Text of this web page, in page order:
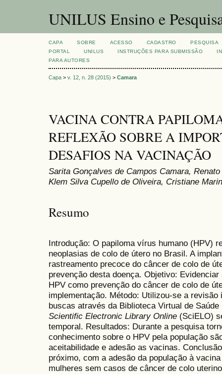
UNILUS Ensino e
CAPA SOBRE ACESSO CADASTRO
PESQUISA
PORTAL
UNILUS INSTRUÇÕES PARA SUBMISSÃO
PARA AUTORES
Capa > v. 12, n. 28 (2015) > Camara
VACINA CONTRA
REFLEXÃO SOBRE A
DESAFIOS NA VACINAÇÃO
Sarita Gonçalves de Campos Camara,
Klem Silva Cupello de Oliveira, Cristiane
Resumo
Introdução: O papiloma vírus humano (HPV)
neoplasias de colo de útero no Brasil. A
rastreamento precoce do câncer de colo de
prevenção desta doença. Objetivo:
HPV como prevenção do câncer de colo de
implementação. Método: Utilizou-se a
buscas através da Biblioteca Virtual de
Scientific Electronic Library Online (SciELO)
temporal. Resultados: Durante a pesquisa
conhecimento sobre o HPV pela população
aceitabilidade e adesão as vacinas.
próximo, com a adesão da população à
mulheres sem casos de câncer de colo